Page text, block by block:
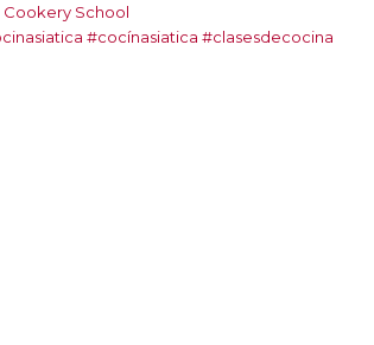
Cookery School
#cocínasiatica #clasesdecocina